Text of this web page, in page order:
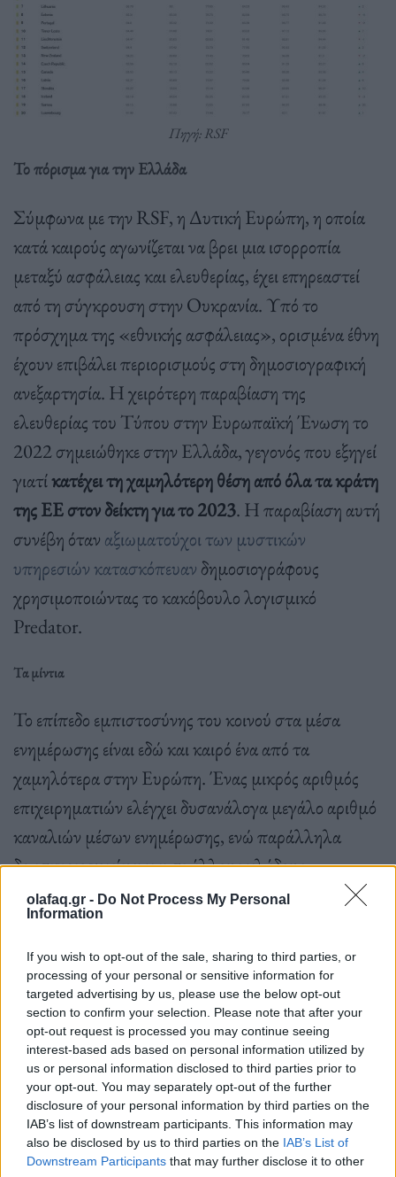
olafaq.gr - Do Not Process My Personal
Information
If you wish to opt-out of the sale, sharing to third parties, or
processing of your personal or sensitive information for
targeted advertising by us, please use the below opt-out
section to confirm your selection. Please note that after your
opt-out request is processed you may continue seeing
interest-based ads based on personal information utilized by
us or personal information disclosed to third parties prior to
your opt-out. You may separately opt-out of the further
disclosure of your personal information by third parties on the
IAB’s list of downstream participants. This information may
also be disclosed by us to third parties on the IAB’s List of
Downstream Participants that may further disclose it to other
Πηγή: RSF
Το πόρισμα για την Ελλάδα
Σύμφωνα με την RSF, η Δυτική Ευρώπη, η οποία
κατά καιρούς αγωνίζεται να βρει μια ισορροπία
μεταξύ ασφάλειας και ελευθερίας, έχει επηρεαστεί
από τη σύγκρουση στην Ουκρανία. Υπό το
πρόσχημα της «εθνικής ασφάλειας», ορισμένα έθνη
έχουν επιβάλει περιορισμούς στη δημοσιογραφική
ανεξαρτησία. Η χειρότερη παραβίαση της
ελευθερίας του Τύπου στην Ευρωπαϊκή Ένωση το
2022 σημειώθηκε στην Ελλάδα, γεγονός που εξηγεί
γιατίκατέχει τη χαμηλότερη θέση από όλα τα κράτη
της ΕΕ στον δείκτη για το 2023. Η παραβίαση αυτή
συνέβη όταν αξιωματούχοι των μυστικών
υπηρεσιών κατασκόπευαν δημοσιογράφους
χρησιμοποιώντας το κακόβουλο λογισμικό
Predator.
Τα μίντια
Το επίπεδο εμπιστοσύνης του κοινού στα μέσα
ενημέρωσης είναι εδώ και καιρό ένα από τα
χαμηλότερα στην Ευρώπη. Ένας μικρός αριθμός
επιχειρηματιών ελέγχει δυσανάλογα μεγάλο αριθμό
καναλιών μέσων ενημέρωσης, ενώ παράλληλα
δραστηριοποιείται και σε άλλους κλάδους.
Ορισμένοι από αυτούς συνδέονται στενά με το
πολιτικό κατεστημένο της χώρας και αυτό έχει ως
αποτέλεσμα, ο Τύπος να είναι αρκετά διχαστικός και
να πολώνει.
Το πολιτικό πλαίσιο
Η ανεξαρτησία των δημόσιων μέσων ενημέρωσης
κινδυνεύει λόγω της εποπτείας του κυβερνητικού
εκπροσώπου. Ούτε η παρούσα ούτε η προηγούμενη
κυβέρνηση προέβησαν σε ουσιαστικές αλλαγές στη